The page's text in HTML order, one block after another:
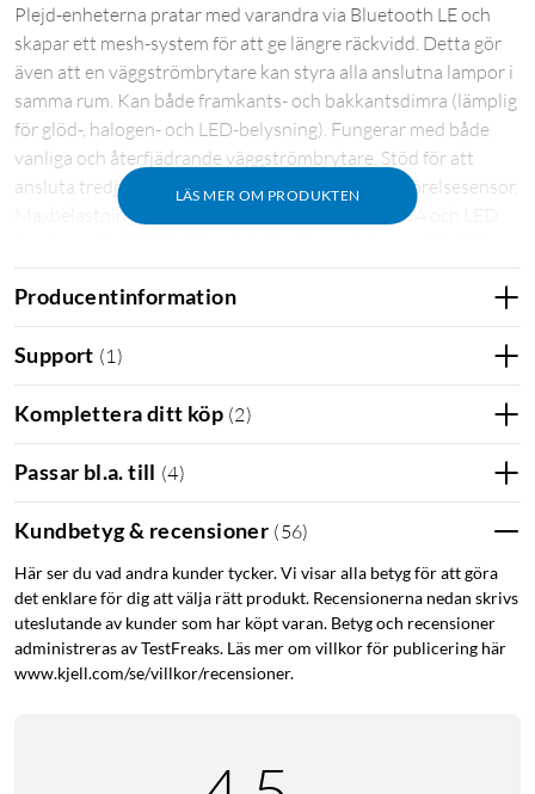
LÄS MER OM PRODUKTEN
Plejd-enheterna pratar med varandra via Bluetooth LE och
skapar ett mesh-system för att ge längre räckvidd. Detta gör
även att en väggströmbrytare kan styra alla anslutna lampor i
samma rum. Kan både framkants- och bakkantsdimra (lämplig
för glöd-, halogen- och LED-belysning). Fungerar med både
vanliga och återfjädrande väggströmbrytare. Stöd för att
ansluta tredjepartstillverkade enheter som t.ex. rörelsesensor.
Maxbelastning: 2x 100 W (LED bakkant: 2x 100 VA och LED
Producentinformation
Support (1)
Komplettera ditt köp (2)
Passar bl.a. till (4)
Kundbetyg & recensioner (56)
Här ser du vad andra kunder tycker. Vi visar alla betyg för att göra
det enklare för dig att välja rätt produkt. Recensionerna nedan skrivs
uteslutande av kunder som har köpt varan. Betyg och recensioner
administreras av TestFreaks. Läs mer om villkor för publicering här
www.kjell.com/se/villkor/recensioner.